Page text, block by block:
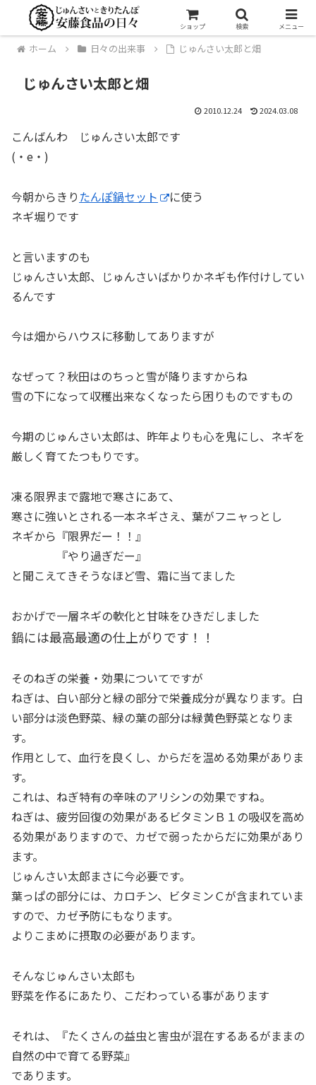
ホーム 日々の出来事 じゅんさい太郎と畑
じゅんさい太郎と畑
2010.12.24 2024.03.08
こんばんわ じゅんさい太郎です
(・e・)
今朝からきり たんぽ鍋セット
に使う
ネギ堀りです
と言いますのも
じゅんさい太郎、じゅんさいばかりかネギも作付けしてい
るんです
今は畑からハウスに移動してありますが
なぜって？秋田はのちっと雪が降りますからね
雪の下になって収穫出来なくなったら困りものですもの
今期のじゅんさい太郎は、昨年よりも心を鬼にし、ネギを
厳しく育てたつもりです。
凍る限界まで露地で寒さにあて、
寒さに強いとされる一本ネギさえ、葉がフニャっとし
ネギから『限界だー！！』
『やり過ぎだー』
と聞こえてきそうなほど雪、霜に当てました
おかげで一層ネギの軟化と甘味をひきだしました
鍋には最高最適の仕上がりです！！
そのねぎの栄養・効果についてですが
ねぎは、白い部分と緑の部分で栄養成分が異なります。白
い部分は淡色野菜、緑の葉の部分は緑黄色野菜となりま
す。
作用として、血行を良くし、からだを温める効果がありま
す。
これは、ねぎ特有の辛味のアリシンの効果ですね。
ねぎは、疲労回復の効果があるビタミンＢ１の吸収を高め
る効果がありますので、カゼで弱ったからだに効果があり
ます。
じゅんさい太郎まさに今必要です。
葉っぱの部分には、カロチン、ビタミンＣが含まれていま
すので、カゼ予防にもなります。
よりこまめに摂取の必要があります。
そんなじゅんさい太郎も
野菜を作るにあたり、こだわっている事があります
それは、『たくさんの益虫と害虫が混在するあるがままの
自然の中で育てる野菜』
であります。
ショップ 検索 メニュー